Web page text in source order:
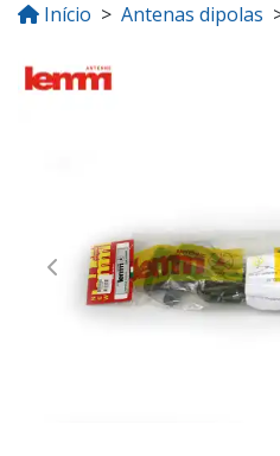
Início Antenas dipolas
Previous